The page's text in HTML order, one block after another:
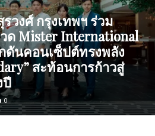
วงศ์ กรุงเทพฯ ร่วม
ด Mister International
ดันคอนเซ็ปต์ทรงพลัง
สะท้อนการก้าวสู่
ปี
0